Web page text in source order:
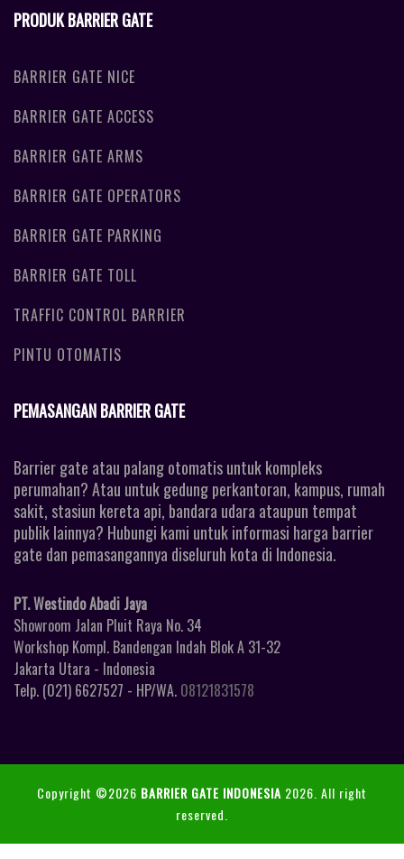
PRODUK BARRIER GATE
BARRIER GATE NICE
BARRIER GATE ACCESS
BARRIER GATE ARMS
BARRIER GATE OPERATORS
BARRIER GATE PARKING
BARRIER GATE TOLL
TRAFFIC CONTROL BARRIER
PINTU OTOMATIS
PEMASANGAN BARRIER GATE
Barrier gate atau palang otomatis untuk kompleks
perumahan? Atau untuk gedung perkantoran, kampus, rumah
sakit, stasiun kereta api, bandara udara ataupun tempat
publik lainnya? Hubungi kami untuk informasi harga barrier
gate dan pemasangannya diseluruh kota di Indonesia.
PT. Westindo Abadi Jaya
Showroom Jalan Pluit Raya No. 34
Workshop Kompl. Bandengan Indah Blok A 31-32
Jakarta Utara - Indonesia
Telp. (021) 6627527 - HP/WA. 08121831578
Copyright ©2026 BARRIER GATE INDONESIA 2026. All right
reserved.